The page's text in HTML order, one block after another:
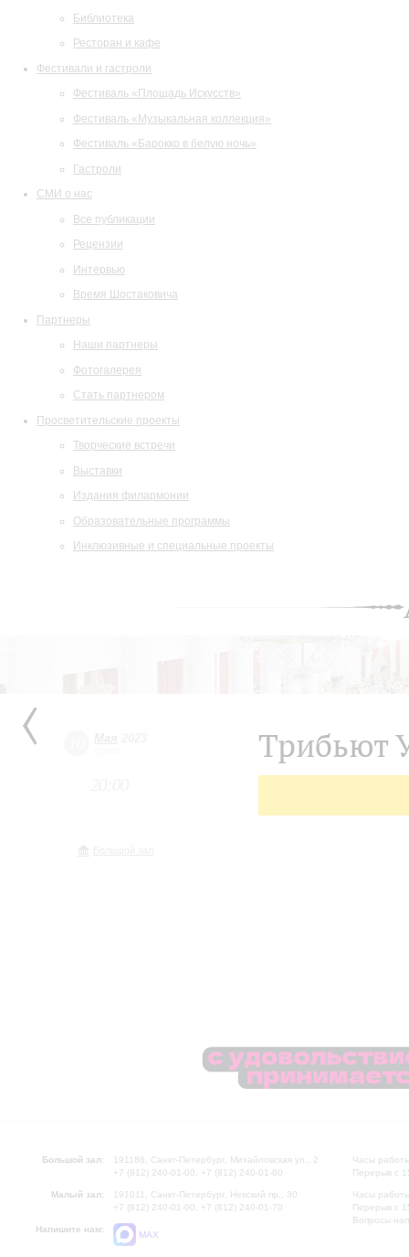
Библиотека
Ресторан и кафе
Фестивали и гастроли
Фестиваль «Площадь Искусств»
Фестиваль «Музыкальная коллекция»
Фестиваль «Барокко в белую ночь»
Гастроли
СМИ о нас
Все публикации
Рецензии
Интервью
Время Шостаковича
Партнеры
Наши партнеры
Фотогалерея
Стать партнером
Просветительские проекты
Творческие встречи
Выставки
Издания филармонии
Образовательные программы
Инклюзивные и специальные проекты
Трибьют
Большой зал:
191186, Санкт-Петербург, Михайловская ул., 2
+7 (812) 240-01-00, +7 (812) 240-01-80
Малый зал:
191011, Санкт-Петербург, Невский пр., 30
+7 (812) 240-01-00, +7 (812) 240-01-70
Напишите нам:
MAX
Часы
Перерыв с
Часы
Перерыв с
Вопросы